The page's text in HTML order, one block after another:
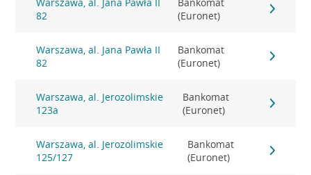
82
(Euronet)
Warszawa, al. Jana Pawła II
82
Bankomat
(Euronet)
Warszawa, al. Jerozolimskie
123a
Bankomat
(Euronet)
Warszawa, al. Jerozolimskie
125/127
Bankomat
(Euronet)